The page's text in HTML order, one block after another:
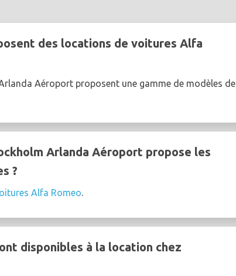
des locations de voitures Alfa
Aéroport proposent une gamme de modèles de
Arlanda Aéroport propose les
?
Alfa Romeo.
disponibles à la location chez